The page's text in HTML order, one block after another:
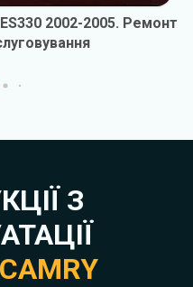
2002-2005. Ремонт
З